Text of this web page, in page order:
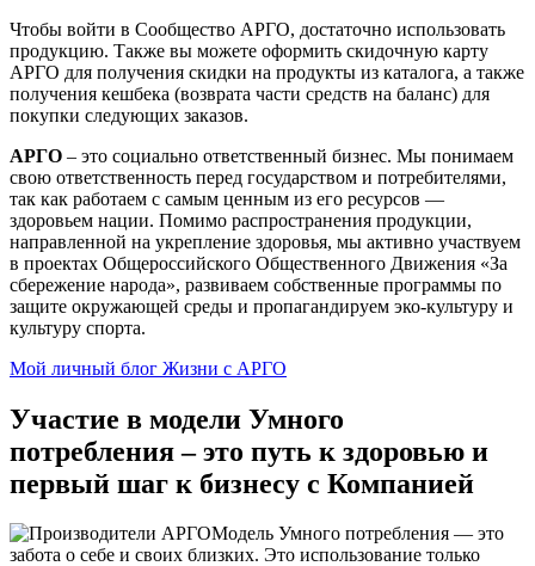
Чтобы войти в Сообщество АРГО, достаточно использовать
продукцию. Также вы можете оформить скидочную карту
АРГО для получения скидки на продукты из каталога, а также
получения кешбека (возврата части средств на баланс) для
покупки следующих заказов.
АРГО – это социально ответственный бизнес. Мы понимаем
свою ответственность перед государством и потребителями,
так как работаем с самым ценным из его ресурсов —
здоровьем нации. Помимо распространения продукции,
направленной на укрепление здоровья, мы активно участвуем
в проектах Общероссийского Общественного Движения «За
сбережение народа», развиваем собственные программы по
защите окружающей среды и пропагандируем эко-культуру и
культуру спорта.
Мой личный блог Жизни с АРГО
Участие в модели Умного
потребления – это путь к здоровью и
первый шаг к бизнесу с Компанией
Модель Умного потребления — это
забота о себе и своих близких. Это использование только